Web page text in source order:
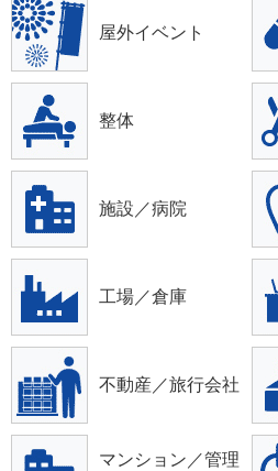
屋外イベント
整体
施設／病院
工場／倉庫
不動産／旅行会社
マンション／管理